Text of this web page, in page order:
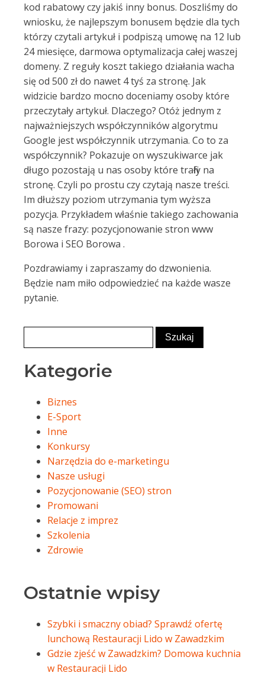
kod rabatowy czy jakiś inny bonus. Doszliśmy do
wniosku, że najlepszym bonusem będzie dla tych
którzy czytali artykuł i podpiszą umowę na 12 lub
24 miesięce, darmowa optymalizacja całej waszej
domeny. Z reguły koszt takiego działania wacha
się od 500 zł do nawet 4 tyś za stronę. Jak
widzicie bardzo mocno doceniamy osoby które
przeczytały artykuł. Dlaczego? Otóż jednym z
najważniejszych współczynników algorytmu
Google jest współczynnik utrzymania. Co to za
współczynnik? Pokazuje on wyszukiwarce jak
długo pozostają u nas osoby które trafiły na
stronę. Czyli po prostu czy czytają nasze treści.
Im dłuższy poziom utrzymania tym wyższa
pozycja. Przykładem właśnie takiego zachowania
są nasze frazy: pozycjonowanie stron www
Borowa i SEO Borowa .
Pozdrawiamy i zapraszamy do dzwonienia.
Będzie nam miło odpowiedzieć na każde wasze
pytanie.
Kategorie
Biznes
E-Sport
Inne
Konkursy
Narzędzia do e-marketingu
Nasze usługi
Pozycjonowanie (SEO) stron
Promowani
Relacje z imprez
Szkolenia
Zdrowie
Ostatnie wpisy
Szybki i smaczny obiad? Sprawdź ofertę
lunchową Restauracji Lido w Zawadzkim
Gdzie zjeść w Zawadzkim? Domowa kuchnia
w Restauracji Lido